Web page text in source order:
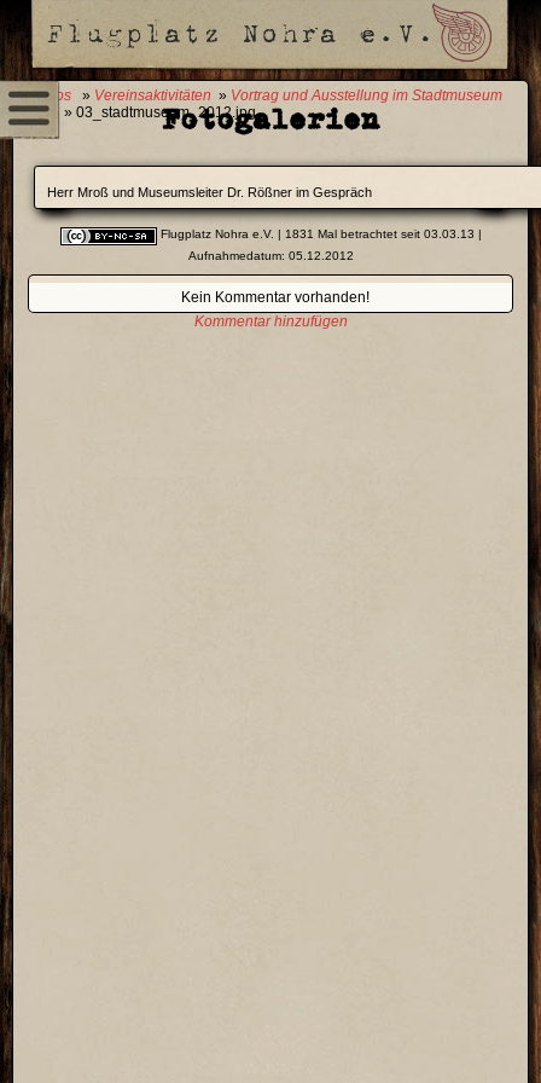
0 Fotos » Vereinsaktivitäten » Vortrag und Ausstellung im Stadtmuseum
2012
» 03_stadtmuseum_2012.jpgFotogalerien
Herr Mroß und Museumsleiter Dr. Rößner im Gespräch
Flugplatz Nohra e.V. | 1831 Mal betrachtet seit 03.03.13 |
Aufnahmedatum: 05.12.2012
Kein Kommentar vorhanden!
Kommentar hinzufügen